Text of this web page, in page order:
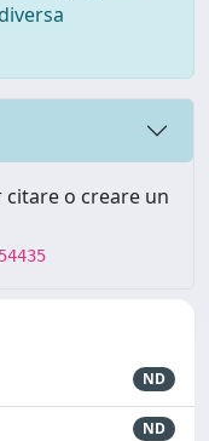
o creare un
ND
ND